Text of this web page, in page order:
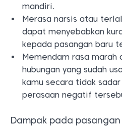
mandiri.
Merasa narsis atau
dapat menyebabkan
kepada pasangan baru
Memendam rasa marah
hubungan yang sudah
kamu secara tidak
perasaan negatif
Dampak pada pasangan